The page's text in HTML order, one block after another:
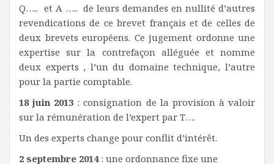
Q….. et A ….. de leurs demandes en nullité d’autres
revendications de ce brevet français et de celles de
deux brevets européens. Ce jugement ordonne une
expertise sur la contrefaçon alléguée et nomme
deux experts , l’un du domaine technique, l’autre
pour la partie comptable.
18 juin 2013 : consignation de la provision à valoir
sur la rémunération de l’expert par T….
Un des experts change pour conflit d’intérêt.
2 septembre 2014 : une ordonnance fixe une